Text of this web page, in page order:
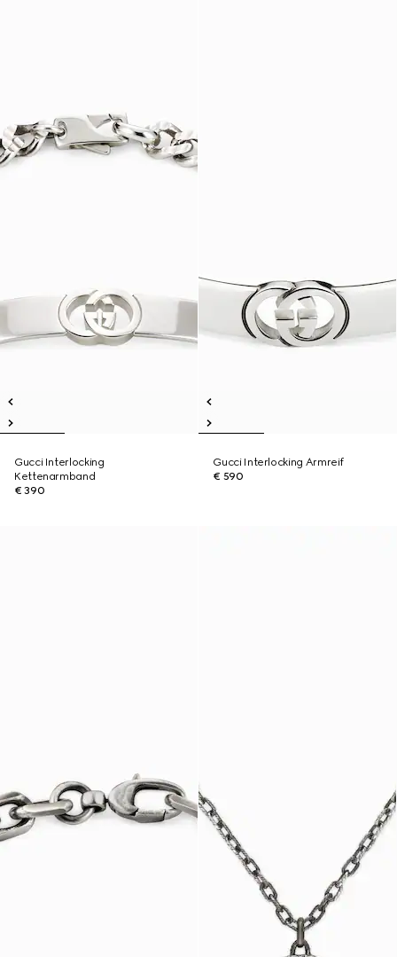
Gucci Interlocking
Kettenarmband
€ 390
Gucci Interlocking Armreif
€ 590